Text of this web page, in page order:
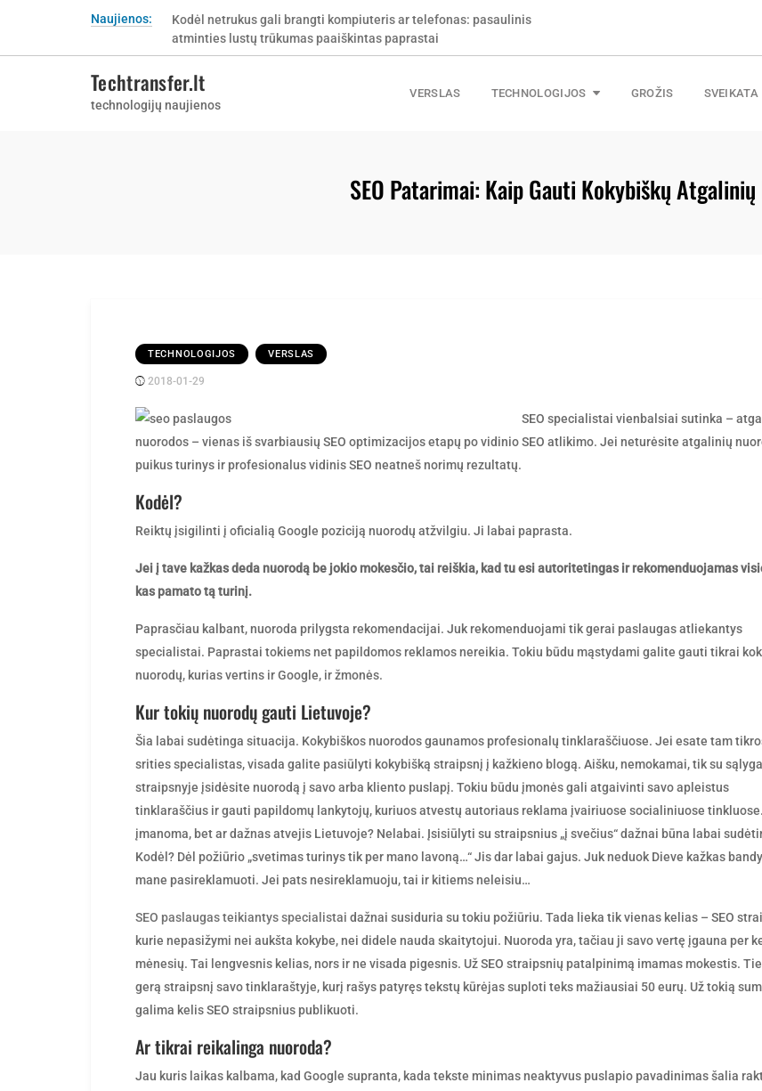
Naujienos:
Kodėl netrukus gali brangti kompiuteris ar telefonas: pasaulinis
atminties lustų trūkumas paaiškintas paprastai
Techtransfer.lt
technologijų naujienos
VERSLAS TECHNOLOGIJOS GROŽIS SVEIKATA
SEO Patarimai: Kaip Gauti Kokybiškų
TECHNOLOGIJOS VERSLAS
2018-01-29
SEO specialistai vienbalsiai sutinka –
nuorodos – vienas iš svarbiausių SEO optimizacijos etapų po vidinio SEO atlikimo. Jei neturėsite atgalinių
puikus turinys ir profesionalus vidinis SEO neatneš norimų rezultatų.
Kodėl?
Reiktų įsigilinti į oficialią Google poziciją nuorodų atžvilgiu. Ji labai paprasta.
Jei į tave kažkas deda nuorodą be jokio mokesčio, tai reiškia, kad tu esi autoritetingas ir rekomenduojamas
kas pamato tą turinį.
Paprasčiau kalbant, nuoroda prilygsta rekomendacijai. Juk rekomenduojami tik gerai paslaugas atliekantys
specialistai. Paprastai tokiems net papildomos reklamos nereikia. Tokiu būdu mąstydami galite gauti tikrai
nuorodų, kurias vertins ir Google, ir žmonės.
Kur tokių nuorodų gauti Lietuvoje?
Šia labai sudėtinga situacija. Kokybiškos nuorodos gaunamos profesionalų tinklaraščiuose. Jei esate tam
srities specialistas, visada galite pasiūlyti kokybišką straipsnį į kažkieno blogą. Aišku, nemokamai, tik su
straipsnyje įsidėsite nuorodą į savo arba kliento puslapį. Tokiu būdu įmonės gali atgaivinti savo apleistus
tinklaraščius ir gauti papildomų lankytojų, kuriuos atvestų autoriaus reklama įvairiuose socialiniuose
įmanoma, bet ar dažnas atvejis Lietuvoje? Nelabai. Įsisiūlyti su straipsnius „į svečius“ dažnai būna labai
Kodėl? Dėl požiūrio „svetimas turinys tik per mano lavoną…“ Jis dar labai gajus. Juk neduok Dieve kažkas
mane pasireklamuoti. Jei pats nesireklamuoju, tai ir kitiems neleisiu…
SEO paslaugas teikiantys specialistai dažnai susiduria su tokiu požiūriu. Tada lieka tik vienas kelias – SEO
kurie nepasižymi nei aukšta kokybe, nei didele nauda skaitytojui. Nuoroda yra, tačiau ji savo vertę įgauna per
mėnesių. Tai lengvesnis kelias, nors ir ne visada pigesnis. Už SEO straipsnių patalpinimą imamas mokestis.
gerą straipsnį savo tinklaraštyje, kurį rašys patyręs tekstų kūrėjas suploti teks mažiausiai 50 eurų. Už tokią
galima kelis SEO straipsnius publikuoti.
Ar tikrai reikalinga nuoroda?
Jau kuris laikas kalbama, kad Google supranta, kada tekste minimas neaktyvus puslapio pavadinimas šalia